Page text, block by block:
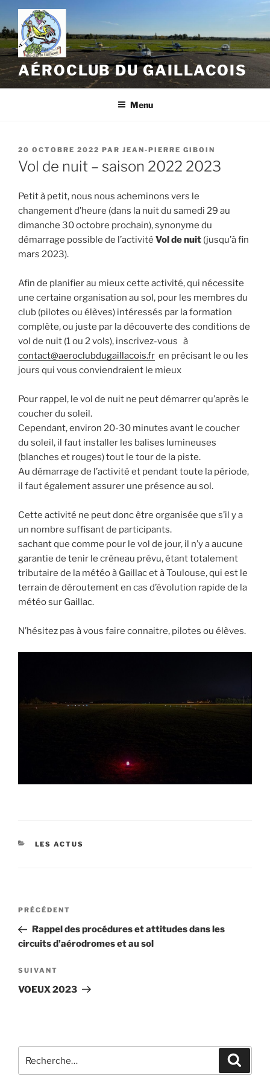
Aller
contenu
principal
AÉROCLUB DU GAILLACOIS
Menu
PUBLIÉ
LE
20 OCTOBRE 2022 PAR JEAN-PIERRE GIBOIN
Vol de nuit – saison 2022 2023
Petit à petit, nous nous acheminons vers le
changement d’heure (dans la nuit du samedi 29 au
dimanche 30 octobre prochain), synonyme du
démarrage possible de l’activité Vol de nuit (jusqu’à fin
mars 2023).
Afin de planifier au mieux cette activité, qui nécessite
une certaine organisation au sol, pour les membres du
club (pilotes ou élèves) intéressés par la formation
complète, ou juste par la découverte des conditions de
vol de nuit (1 ou 2 vols), inscrivez-vous à
contact@aeroclubdugaillacois.fr en précisant le ou les
jours qui vous conviendraient le mieux
Pour rappel, le vol de nuit ne peut démarrer qu’après le
coucher du soleil.
Cependant, environ 20-30 minutes avant le coucher
du soleil, il faut installer les balises lumineuses
(blanches et rouges) tout le tour de la piste.
Au démarrage de l’activité et pendant toute la période,
il faut également assurer une présence au sol.
Cette activité ne peut donc être organisée que s’il y a
un nombre suffisant de participants.
sachant que comme pour le vol de jour, il n’y a aucune
garantie de tenir le créneau prévu, étant totalement
tributaire de la météo à Gaillac et à Toulouse, qui est le
terrain de déroutement en cas d’évolution rapide de la
météo sur Gaillac.
N’hésitez pas à vous faire connaitre, pilotes ou élèves.
CATÉGORIES
LES ACTUS
Navigation
l’article
Article
précédent
PRÉCÉDENT
Rappel des procédures et attitudes dans les
circuits d’aérodromes et au sol
Article
suivant
SUIVANT
VOEUX 2023
pour